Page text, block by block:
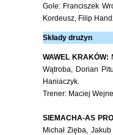
Gole: Franciszek
Kordeusz, Filip
Składy drużyn
WAWEL KRAKÓW:
Wątroba, Dorian
Haniaczyk.
Trener: Maciej
SIEMACHA-AS
Michał Zięba,